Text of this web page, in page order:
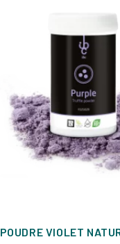
POUDRE VIOLET